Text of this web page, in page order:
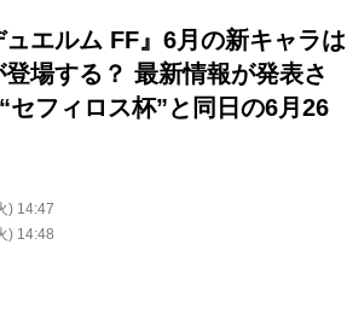
ュエルム FF』6月の新キャラは
登場する？ 最新情報が発表さ
セフィロス杯”と同日の6月26
) 14:47
) 14:48